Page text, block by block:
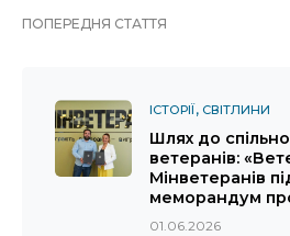
ПОПЕРЕДНЯ СТАТТЯ
ІСТОРІЇ СВІТЛИНИ
Шлях до
ветеранів:
Мінветеранів
меморандум
01.06.2026